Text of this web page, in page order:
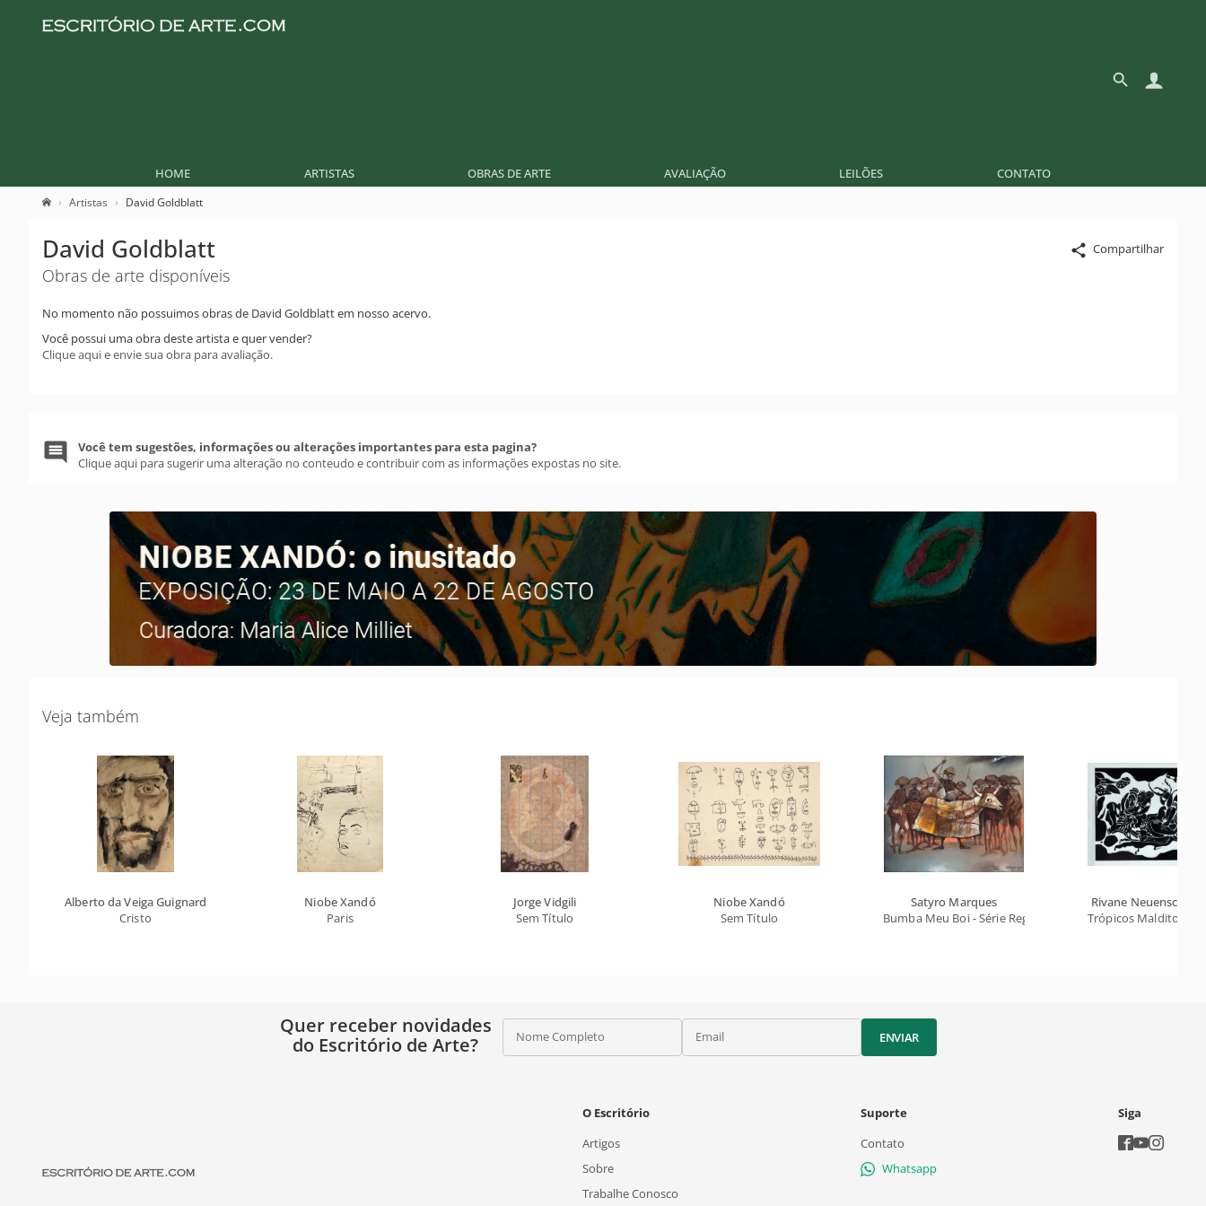
HOME ARTISTAS OBRAS DE ARTE AVALIAÇÃO LEILÕES CONTATO
Artistas David Goldblatt
Compartilhar
David Goldblatt
Obras de arte disponíveis
No momento não possuimos obras de David Goldblatt em nosso acervo.
Você possui uma obra deste artista e quer vender?
Clique aqui e envie sua obra para avaliação.
Você tem sugestões, informações ou alterações importantes para esta pagina?
Clique aqui para sugerir uma alteração no conteudo e contribuir com as informações expostas no site.
Veja também
Alberto da Veiga Guignard
Cristo
Niobe Xandó
Paris
Jorge Vidgili
Sem Título
Niobe Xandó
Sem Título
Satyro Marques
Bumba Meu Boi - Série Regional
Rivane
Trópicos Malditos,
Quer receber novidades
do Escritório de Arte?
Nome Completo Email ENVIAR
O Escritório
Artigos
Sobre
Trabalhe Conosco
Suporte
Contato
Whatsapp
Siga